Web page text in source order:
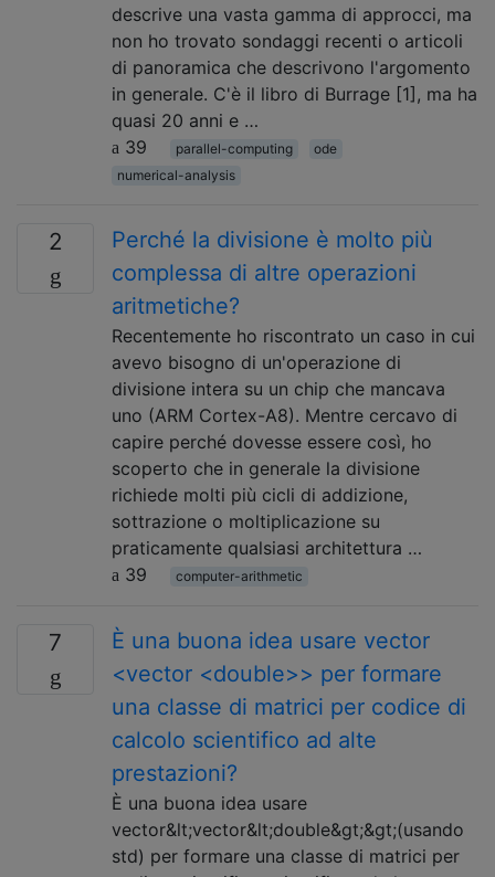
descrive una vasta gamma di approcci, ma
non ho trovato sondaggi recenti o articoli
di panoramica che descrivono l'argomento
in generale. C'è il libro di Burrage [1], ma ha
quasi 20 anni e …
39
parallel-computing
ode
numerical-analysis
2
Perché la divisione è molto più
complessa di altre operazioni
aritmetiche?
Recentemente ho riscontrato un caso in cui
avevo bisogno di un'operazione di
divisione intera su un chip che mancava
uno (ARM Cortex-A8). Mentre cercavo di
capire perché dovesse essere così, ho
scoperto che in generale la divisione
richiede molti più cicli di addizione,
sottrazione o moltiplicazione su
praticamente qualsiasi architettura …
39
computer-arithmetic
7
È una buona idea usare vector
<vector <double>> per formare
una classe di matrici per codice di
calcolo scientifico ad alte
prestazioni?
È una buona idea usare
vector&lt;vector&lt;double&gt;&gt;(usando
std) per formare una classe di matrici per